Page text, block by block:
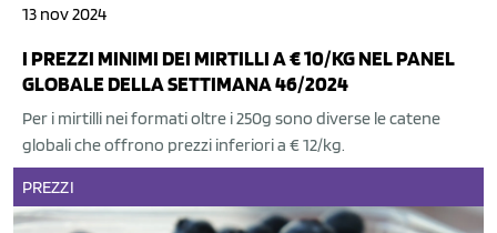
13 nov 2024
I PREZZI MINIMI DEI MIRTILLI A € 10/KG NEL PANEL
GLOBALE DELLA SETTIMANA 46/2024
Per i mirtilli nei formati oltre i 250g sono diverse le catene
globali che offrono prezzi inferiori a € 12/kg.
PREZZI